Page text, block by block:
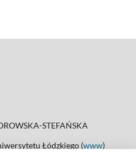
STEFAŃSKA
Łódzkiego (www)